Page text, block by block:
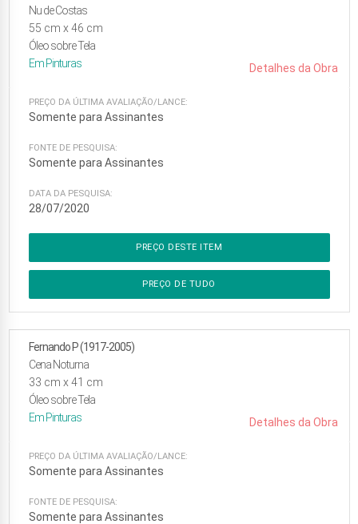
Nu de Costas
55 cm x46 cm
Óleo sobre Tela
Em Pinturas Detalhes da Obra
PREÇO DA ÚLTIMA AVALIAÇÃO/LANCE:
Somente para Assinantes
FONTE DE PESQUISA:
Somente para Assinantes
DATA DA PESQUISA:
28/07/2020
PREÇO DESTE ITEM
PREÇO DE TUDO
Fernando P (1917-2005)
Cena Noturna
33 cm x41 cm
Óleo sobre Tela
Em Pinturas Detalhes da Obra
PREÇO DA ÚLTIMA AVALIAÇÃO/LANCE:
Somente para Assinantes
FONTE DE PESQUISA:
Somente para Assinantes